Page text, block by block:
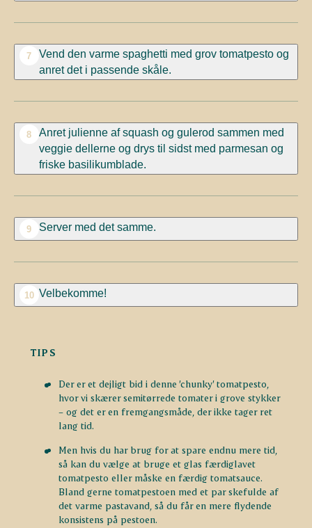
7
Vend den varme spaghetti med grov tomatpesto og
anret det i passende skåle.
8
Anret julienne af squash og gulerod sammen med
veggie dellerne og drys til sidst med parmesan og
friske basilikumblade.
9 Server med det samme.
10 Velbekomme!
TIPS
Der er et dejligt bid i denne ’chunky’ tomatpesto,
hvor vi skærer semitørrede tomater i grove stykker
– og det er en fremgangsmåde, der ikke tager ret
lang tid.
Men hvis du har brug for at spare endnu mere tid,
så kan du vælge at bruge et glas færdiglavet
tomatpesto eller måske en færdig tomatsauce.
Bland gerne tomatpestoen med et par skefulde af
det varme pastavand, så du får en mere flydende
konsistens på pestoen.